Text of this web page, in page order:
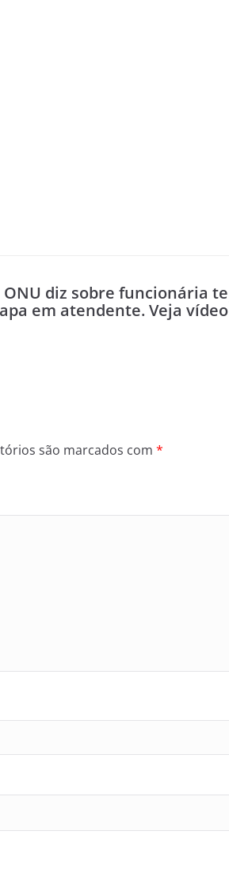
ONU diz sobre funcionária te
em atendente. Veja vídeo
são marcados com *